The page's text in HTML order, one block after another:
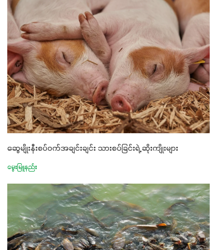
ဆွေမျိုးနီးစပ်ဝက်အချင်းချင်း သားစပ်ခြင်းရဲ့ ဆိုးကျိုးများ
မွေးမြူနည်း